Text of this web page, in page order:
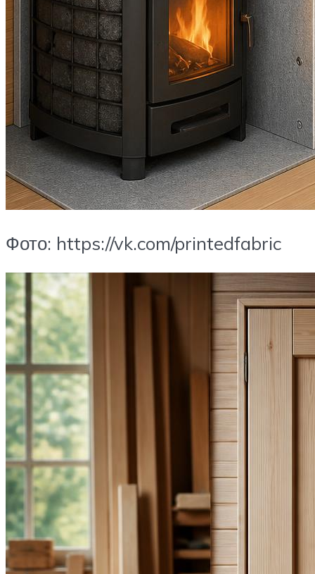
Фото: https://vk.com/printedfabric